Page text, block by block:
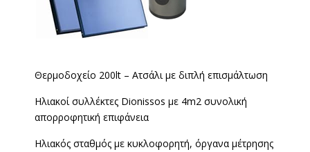
Θερμοδοχείο 200lt – Ατσάλι με διπλή επισμάλτωση
Ηλιακοί συλλέκτες Dionissos με 4m2 συνολική
απορροφητική επιφάνεια
Ηλιακός σταθμός με κυκλοφορητή, όργανα μέτρησης